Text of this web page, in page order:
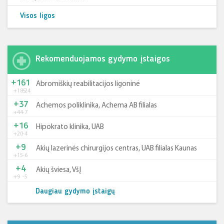
Visos ligos
Rekomenduojamos gydymo įstaigos
+185-24
+161 Abromiškių reabilitacijos ligoninė
+44-7
+37 Achemos poliklinika, Achema AB filialas
+20-4
+16 Hipokrato klinika, UAB
+15-6
+9 Akių lazerinės chirurgijos centras, UAB filialas Kaunas
+9 -5
+4 Akių šviesa, VšĮ
Daugiau gydymo įstaigų